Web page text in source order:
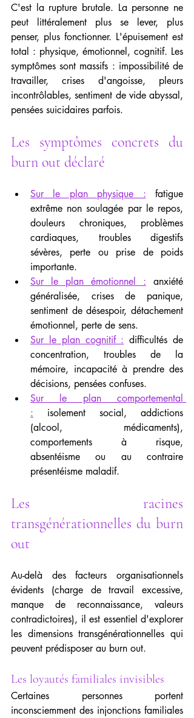
C'est la rupture brutale. La personne ne
peut littéralement plus se lever, plus
penser, plus fonctionner. L'épuisement est
total : physique, émotionnel, cognitif. Les
symptômes sont massifs : impossibilité de
travailler, crises d'angoisse, pleurs
incontrôlables, sentiment de vide abyssal,
pensées suicidaires parfois.
Les symptômes concrets du
burn out déclaré
Sur le plan physique : fatigue
extrême non soulagée par le repos,
douleurs chroniques, problèmes
cardiaques, troubles digestifs
sévères, perte ou prise de poids
importante.
Sur le plan émotionnel : anxiété
généralisée, crises de panique,
sentiment de désespoir, détachement
émotionnel, perte de sens.
Sur le plan cognitif : difficultés de
concentration, troubles de la
mémoire, incapacité à prendre des
décisions, pensées confuses.
Sur le plan comportemental
: isolement social, addictions
(alcool, médicaments),
comportements à risque,
absentéisme ou au contraire
présentéisme maladif.
Les racines
transgénérationnelles du burn
out
Au-delà des facteurs organisationnels
évidents (charge de travail excessive,
manque de reconnaissance, valeurs
contradictoires), il est essentiel d'explorer
les dimensions transgénérationnelles qui
peuvent prédisposer au burn out.
Les loyautés familiales invisibles
Certaines personnes portent
inconsciemment des injonctions familiales